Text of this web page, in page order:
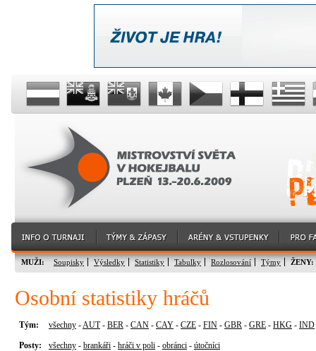
MUŽI: Soupisky Výsledky Statistiky Tabulky Rozlosování Týmy ŽENY:
Osobní statistiky hráčů
Tým: všechny -AUT- BER - CAN - CAY - CZE - FIN - GBR - GRE - HKG - IND
Posty: všechny - brankáři - hráči v poli - obránci - útočníci